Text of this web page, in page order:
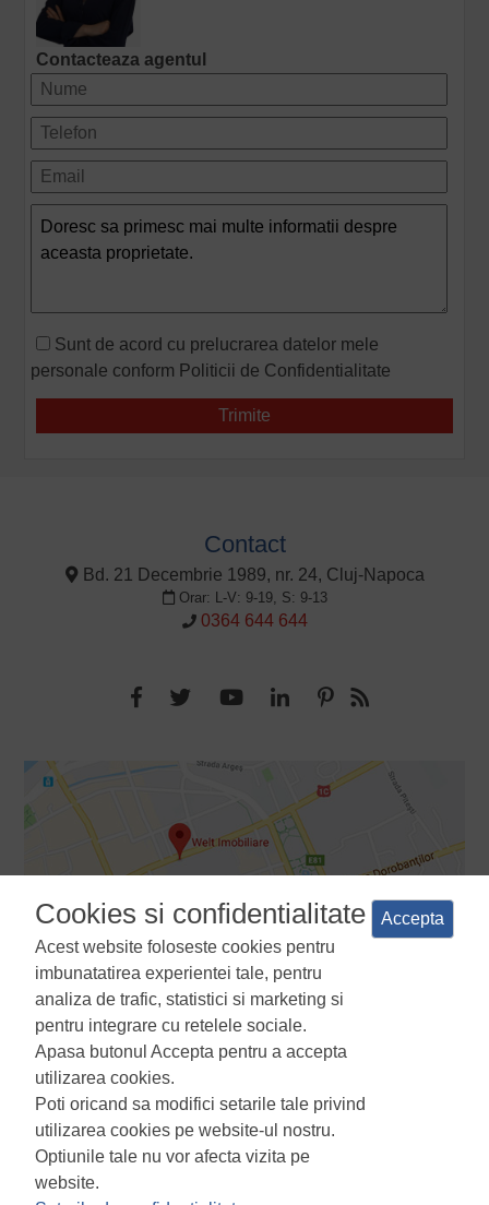
Contacteaza agentul
Sunt de acord cu prelucrarea datelor mele
personale conform Politicii de Confidentialitate
Contact
Bd. 21 Decembrie 1989, nr. 24, Cluj-Napoca
Orar: L-V: 9-19, S: 9-13
0364 644 644
Termeni si conditii Politica de confidentialitate
utilizare a cookie-urilor
Cookies si confidentialitate
Acest website foloseste cookies pentru
imbunatatirea experientei tale, pentru
analiza de trafic, statistici si marketing si
pentru integrare cu retelele sociale.
Apasa butonul Accepta pentru a accepta
utilizarea cookies.
Poti oricand sa modifici setarile tale privind
utilizarea cookies pe website-ul nostru.
Optiunile tale nu vor afecta vizita pe
website.
Accepta